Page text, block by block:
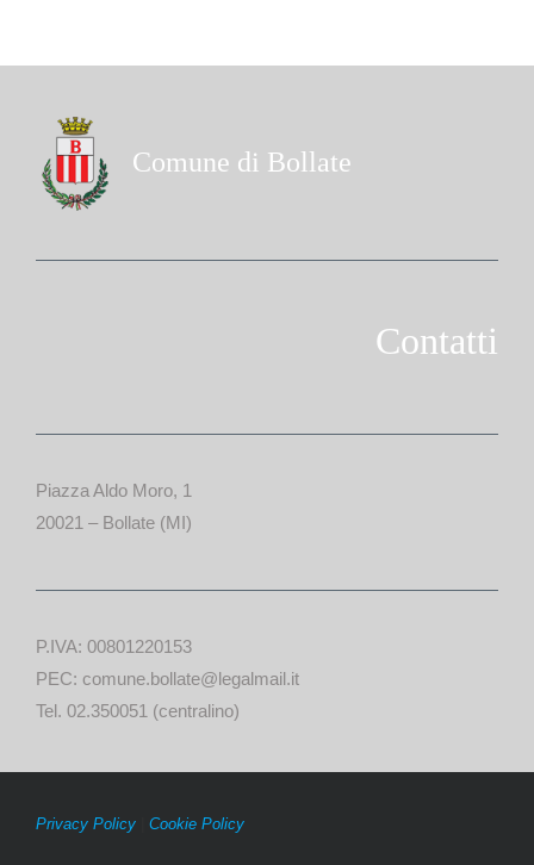
Comune di Bollate
Contatti
Piazza Aldo Moro, 1
20021 – Bollate (MI)
P.IVA: 00801220153
PEC: comune.bollate@legalmail.it
Tel. 02.350051 (centralino)
Privacy Policy| Cookie Policy